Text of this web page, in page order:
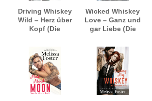
Driving Whiskey
Wild – Herz über
Kopf (Die
Peaceful Harbor)
Wicked Whiskey
Love – Ganz und
gar Liebe (Die
Knights aus
Peaceful Harbor)